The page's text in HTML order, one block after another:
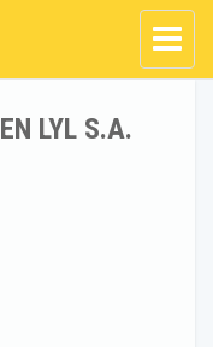
LYL S.A.